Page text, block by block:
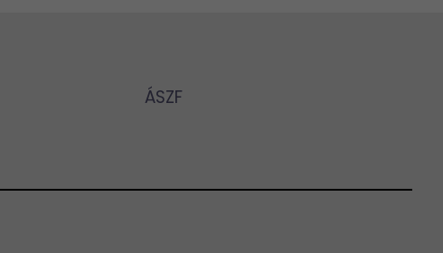
ÁSZF